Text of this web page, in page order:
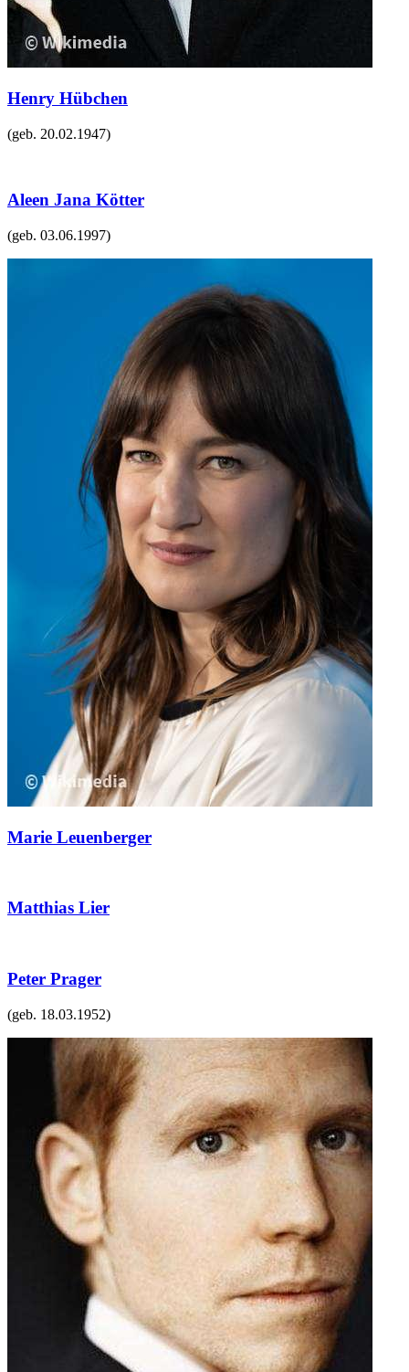
Henry Hübchen
(geb. 20.02.1947)
Aleen Jana Kötter
(geb. 03.06.1997)
Marie Leuenberger
Matthias Lier
Peter Prager
(geb. 18.03.1952)